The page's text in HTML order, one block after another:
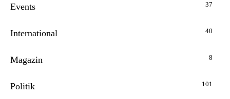
Events 37
International 40
Magazin 8
Politik 101